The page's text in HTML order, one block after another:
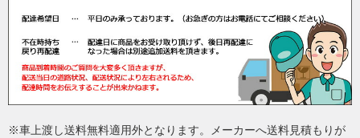
※車上渡し送料無料適用外となります。メーカーへ送料見積もりが